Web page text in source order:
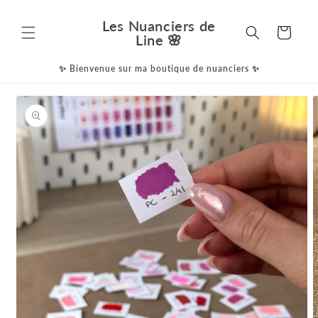
au
contenu
Les Nuanciers de
Line 🌸
Panier
✨ Bienvenue sur ma boutique de nuanciers ✨
Passer aux
informations
produits